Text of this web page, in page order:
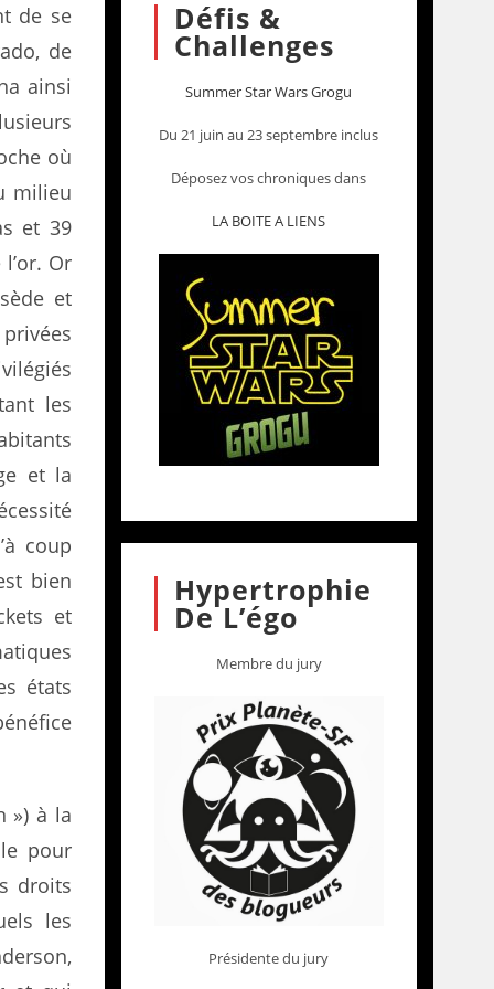
de se
de
ainsi
où
milieu
et 39
Or
et
les
et la
coup
bien
et
états
») à la
pour
droits
les
Défis &
Challenges
Summer Star Wars Grogu
Du 21 juin au 23 septembre inclus
Déposez vos chroniques dans
LA BOITE A LIENS
Hypertrophie
De L’égo
Membre du jury
Présidente du jury